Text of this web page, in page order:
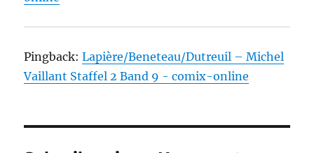
Pingback:Lapière/Beneteau/Dutreuil – Michel
Vaillant Staffel 2 Band 9 - comix-online